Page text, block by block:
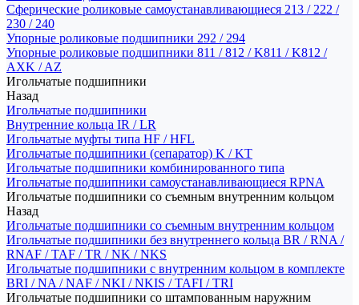
Сферические роликовые самоустанавливающиеся 213 / 222 /
230 / 240
Упорные роликовые подшипники 292 / 294
Упорные роликовые подшипники 811 / 812 / K811 / K812 /
AXK / AZ
Игольчатые подшипники
Назад
Игольчатые подшипники
Внутренние кольца IR / LR
Игольчатые муфты типа HF / HFL
Игольчатые подшипники (сепаратор) K / KT
Игольчатые подшипники комбинированного типа
Игольчатые подшипники самоустанавливающиеся RPNA
Игольчатые подшипники со съемным внутренним кольцом
Назад
Игольчатые подшипники со съемным внутренним кольцом
Игольчатые подшипники без внутреннего кольца BR / RNA /
RNAF / TAF / TR / NK / NKS
Игольчатые подшипники с внутренним кольцом в комплекте
BRI / NA / NAF / NKI / NKIS / TAFI / TRI
Игольчатые подшипники со штампованным наружним